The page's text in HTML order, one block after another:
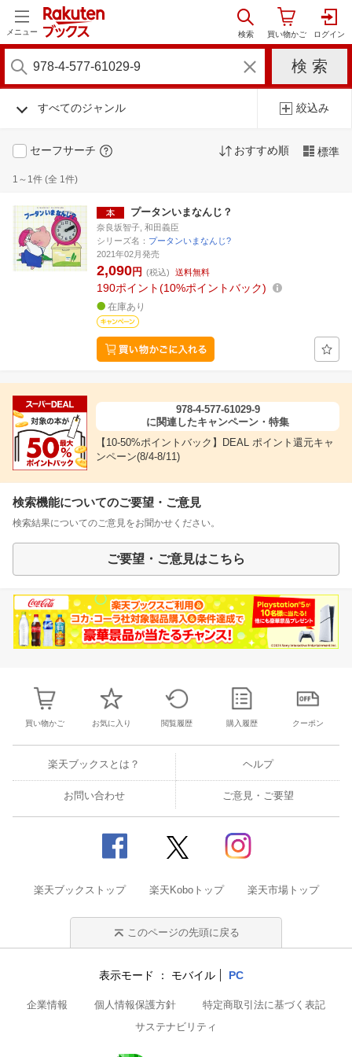
メニュー
すべてのジャンル 絞込み
セーフサーチ おすすめ順 標準
1～1件 (全 1件)
プータンいまなんじ？
奈良坂智子, 和田義臣
シリーズ名： プータンいまなんじ?
2021年02月発売
2,090円 (税込) 送料無料
190ポイント 10%ポイントバック
在庫あり
978-4-577-61029-9
に関連したキャンペーン・特集
【10-50%ポイントバック】DEAL ポイント還元キャ
ンペーン(8/4-8/11)
検索機能についてのご要望・ご意見
検索結果についてのご意見をお聞かせください。
ご要望・ご意見はこちら
買い物かご お気に入り 閲覧履歴 購入履歴 クーポン
楽天ブックスとは？ ヘルプ
お問い合わせ ご意見・ご要望
楽天ブックストップ 楽天Koboトップ 楽天市場トップ
このページの先頭に戻る
表示モード モバイル PC
企業情報 個人情報保護方針
特定商取引法に基づく表記
サステナビリティ